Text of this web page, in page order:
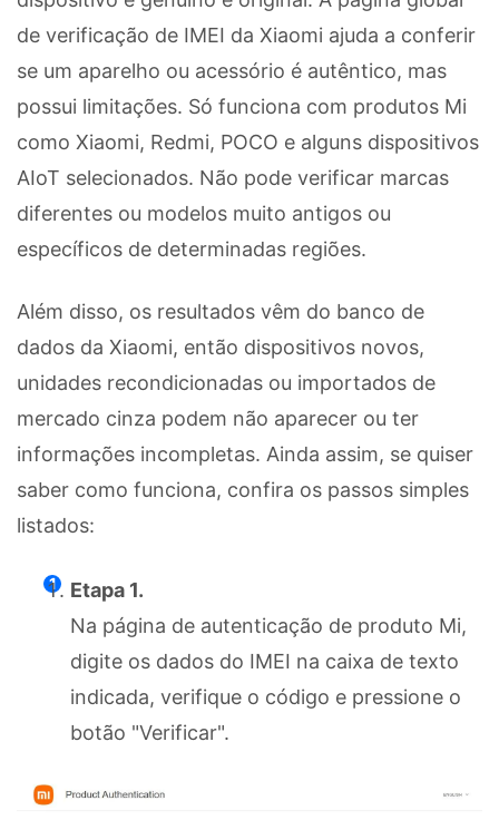
de verificação de IMEI da Xiaomi ajuda a conferir
se um aparelho ou acessório é autêntico, mas
possui limitações. Só funciona com produtos Mi
como Xiaomi, Redmi, POCO e alguns dispositivos
AIoT selecionados. Não pode verificar marcas
diferentes ou modelos muito antigos ou
específicos de determinadas regiões.
Além disso, os resultados vêm do banco de
dados da Xiaomi, então dispositivos novos,
unidades recondicionadas ou importados de
mercado cinza podem não aparecer ou ter
informações incompletas. Ainda assim, se quiser
saber como funciona, confira os passos simples
listados:
Etapa 1.
Na página de autenticação de produto Mi,
digite os dados do IMEI na caixa de texto
indicada, verifique o código e pressione o
botão "Verificar".